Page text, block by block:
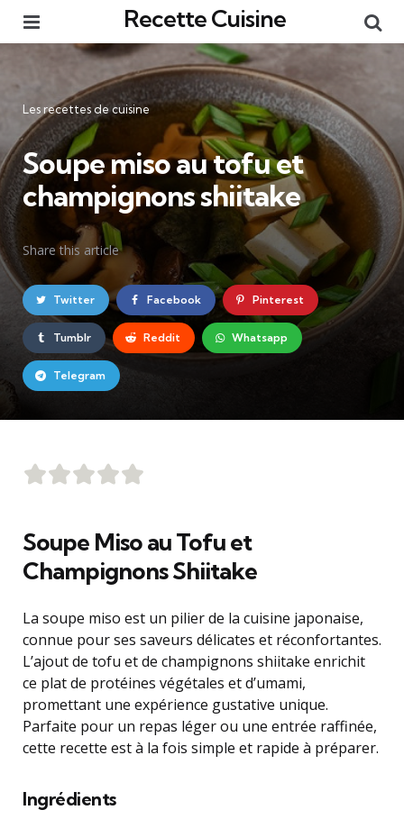
Recette Cuisine
Catégories
Les recettes de cuisine
Soupe miso au tofu et
champignons shiitake
Share this article
Twitter Facebook Pinterest
Tumblr Reddit Whatsapp
Telegram
Soupe Miso au Tofu et
Champignons Shiitake
La soupe miso est un pilier de la cuisine japonaise,
connue pour ses saveurs délicates et réconfortantes.
L’ajout de tofu et de champignons shiitake enrichit
ce plat de protéines végétales et d’umami,
promettant une expérience gustative unique.
Parfaite pour un repas léger ou une entrée raffinée,
cette recette est à la fois simple et rapide à préparer.
Ingrédients